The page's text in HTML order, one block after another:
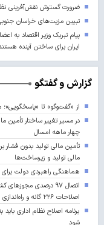
ضرورت گسترش نقش‌آفرینی
تبیین مزیت‌های خراسان جنوبی
پیام تبریک وزیر اقتصاد به
ایران برای ساختن آینده‌
گزارش و گفتگو
از «گفت‌وگو» تا
چهار ماهه امسال
مالی تولید و زیرساخت‌ها
هماهنگی راهبردی دولت
اصلاحات ۲۲۶ گانه و راه‌اندازی سامانه‌های هوشمند
برنامه اصلاح نظام اداری